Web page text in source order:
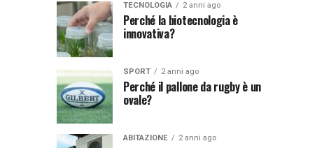
TECNOLOGIA 2 anni ago
Perché la biotecnologia è
innovativa?
SPORT 2 anni ago
Perché il pallone da rugby è un
ovale?
ABITAZIONE 2 anni ago